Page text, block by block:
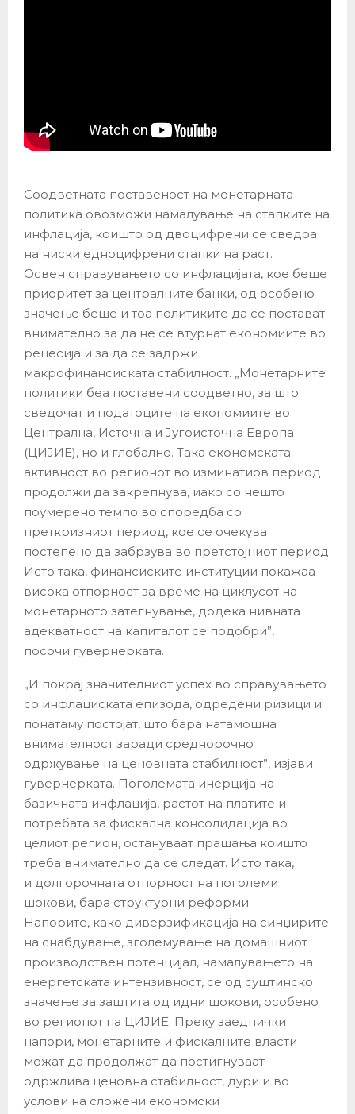
Соодветната поставеност на монетарната
политика овозможи намалување на стапките на
инфлација, коишто од двоцифрени се сведоа
на ниски едноцифрени стапки на раст.
Освен справувањето со инфлацијата, кое беше
приоритет за централните банки, од особено
значење беше и тоа политиките да се постават
внимателно за да не се втурнат економиите во
рецесија и за да се задржи
макрофинансиската стабилност. „Монетарните
политики беа поставени соодветно, за што
сведочат и податоците на економиите во
Централна, Источна и Југоисточна Европа
(ЦИЈИЕ), но и глобално. Така економската
активност во регионот во изминатиов период
продолжи да закрепнува, иако со нешто
поумерено темпо во споредба со
преткризниот период, кое се очекува
постепено да забрзува во претстојниот период.
Исто така, финансиските институции покажаа
висока отпорност за време на циклусот на
монетарното затегнување, додека нивната
адекватност на капиталот се подобри”,
посочи гувернерката.
„И покрај значителниот успех во справувањето
со инфлациската епизода, одредени ризици и
понатаму постојат, што бара натамошна
внимателност заради среднорочно
одржување на ценовната стабилност”, изјави
гувернерката. Поголемата инерција на
базичната инфлација, растот на платите и
потребата за фискална консолидација во
целиот регион, остануваат прашања коишто
треба внимателно да се следат. Исто така,
и долгорочната отпорност на поголеми
шокови, бара структурни реформи.
Напорите, како диверзификација на синџирите
на снабдување, зголемување на домашниот
производствен потенцијал, намалувањето на
енергетската интензивност, се од суштинско
значење за заштита од идни шокови, особено
во регионот на ЦИЈИЕ. Преку заеднички
напори, монетарните и фискалните власти
можат да продолжат да постигнуваат
одржлива ценовна стабилност, дури и во
услови на сложени економски